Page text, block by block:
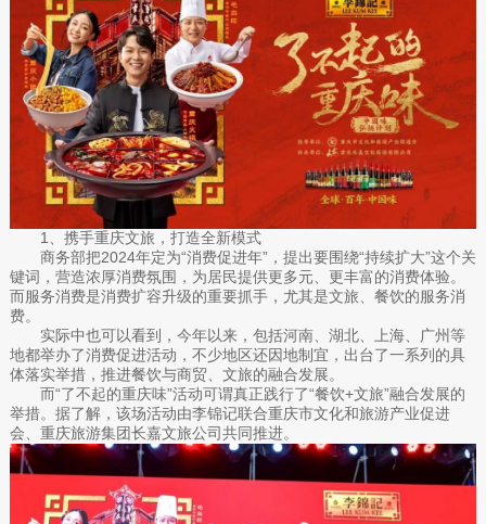
1、携手重庆文旅，打造全新模式
商务部把2024年定为“消费促进年”，提出要围绕“持续扩大”这个关
键词，营造浓厚消费氛围，为居民提供更多元、更丰富的消费体验。
而服务消费是消费扩容升级的重要抓手，尤其是文旅、餐饮的服务消
费。
实际中也可以看到，今年以来，包括河南、湖北、上海、广州等
地都举办了消费促进活动，不少地区还因地制宜，出台了一系列的具
体落实举措，推进餐饮与商贸、文旅的融合发展。
而“了不起的重庆味”活动可谓真正践行了“餐饮+文旅”融合发展的
举措。据了解，该场活动由李锦记联合重庆市文化和旅游产业促进
会、重庆旅游集团长嘉文旅公司共同推进。